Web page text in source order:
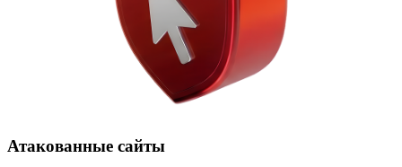
Атакованные сайты